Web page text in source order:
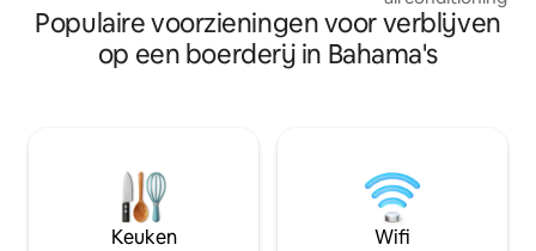
volledig bad,
Het fijne
en de vloeren in
werkplek. Geniet
achterkant die
strand leidt.
Populaire voorzieningen voor verblijven
op een boerderij in Bahama's
Keuken Wifi